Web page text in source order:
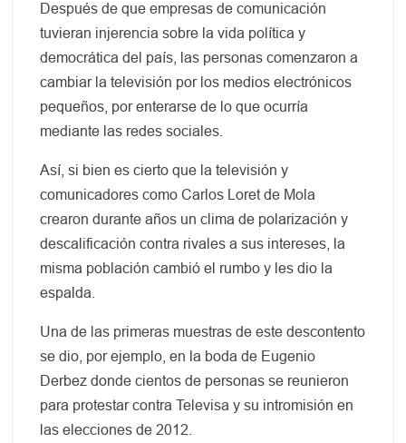
Después de que empresas de comunicación
tuvieran injerencia sobre la vida política y
democrática del país, las personas comenzaron a
cambiar la televisión por los medios electrónicos
pequeños, por enterarse de lo que ocurría
mediante las redes sociales.
Así, si bien es cierto que la televisión y
comunicadores como Carlos Loret de Mola
crearon durante años un clima de polarización y
descalificación contra rivales a sus intereses, la
misma población cambió el rumbo y les dio la
espalda.
Una de las primeras muestras de este descontento
se dio, por ejemplo, en la boda de Eugenio
Derbez donde cientos de personas se reunieron
para protestar contra Televisa y su intromisión en
las elecciones de 2012.